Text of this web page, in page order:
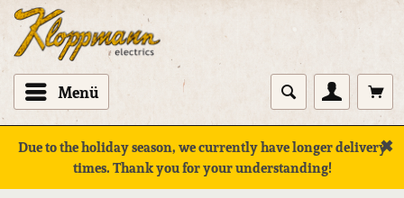
Menü
Due to the holiday season, we currently have longer delivery
times. Thank you for your understanding!
✖